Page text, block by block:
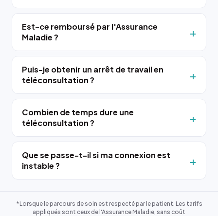
Est-ce remboursé par l'Assurance
Maladie ?
Puis-je obtenir un arrêt de travail en
téléconsultation ?
Combien de temps dure une
téléconsultation ?
Que se passe-t-il si ma connexion est
instable ?
*Lorsque le parcours de soin est respecté par le patient. Les tarifs
appliqués sont ceux de l'Assurance Maladie, sans coût